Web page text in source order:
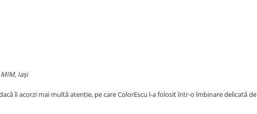
Iaşi
îi acorzi mai multă atenție, pe care ColorEscu l-a folosit într-o îmbinare delicată de